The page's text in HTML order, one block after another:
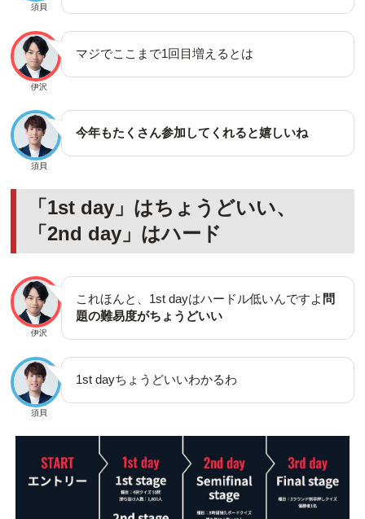
須貝
伊沢
マジでここまで1回目増えるとは
須貝
今年もたくさん参加してくれると嬉しいね
「1st day」はちょうどいい、
「2nd day」はハード
伊沢
これほんと、1st dayはハードル低いんですよ 問
題の難易度がちょうどいい
須貝
1st dayちょうどいいわかるわ